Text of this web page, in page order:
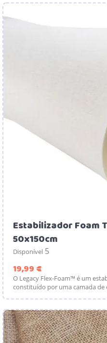
Estabilizador Foam
50x150cm
Disponível 5
19,99 €
O Legacy Flex-Foam™ é um
constituído por uma camada de